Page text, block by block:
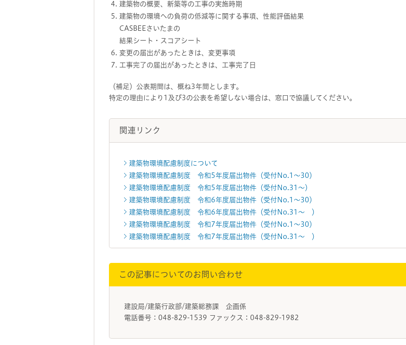
建築物の概要、新築等の工事の実施時期
建築物の環境への負荷の低減等に関する事項、性能評価結果
CASBEEさいたまの
結果シート・スコアシート
変更の届出があったときは、変更事項
工事完了の届出があったときは、工事完了日
（補足）公表期間は、概ね3年間とします。
特定の理由により1及び3の公表を希望しない場合は、窓口で協議してください。
関連リンク
建築物環境配慮制度について
建築物環境配慮制度 令和5年度届出物件（受付No.1～30）
建築物環境配慮制度 令和5年度届出物件（受付No.31～）
建築物環境配慮制度 令和6年度届出物件（受付No.1～30）
建築物環境配慮制度 令和6年度届出物件（受付No.31～ ）
建築物環境配慮制度 令和7年度届出物件（受付No.1～30）
建築物環境配慮制度 令和7年度届出物件（受付No.31～ ）
この記事についてのお問い合わせ
建設局/建築行政部/建築総務課 企画係
電話番号：048-829-1539 ファックス：048-829-1982